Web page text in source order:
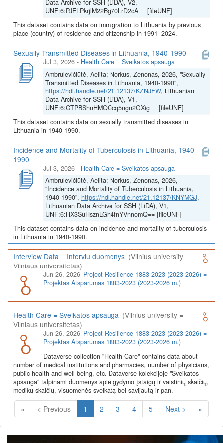
Data Archive for SSH (LiDA), V2,
UNF:6:PJELPkrjlM22Bg70LrD2cA== [fileUNF]
This dataset contains data on immigration to Lithuania by previous
place (country) of residence and citizenship in 1991–2024.
Sexually Transmitted Diseases in Lithuania, 1940-1990
Jul 3, 2026 - Health Care = Sveikatos apsauga
Ambrulevičiūtė, Aelita; Norkus, Zenonas, 2026, "Sexually
Transmitted Diseases in Lithuania, 1940-1990",
https://hdl.handle.net/21.12137/KZNJFW, Lithuanian
Data Archive for SSH (LiDA), V1,
UNF:6:CTPBShnHMQCcq5ngn2GXig== [fileUNF]
This dataset contains data on sexually transmitted diseases in
Lithuania in 1940-1990.
Incidence and Mortality of Tuberculosis in Lithuania, 1940-
1990
Jul 3, 2026 - Health Care = Sveikatos apsauga
Ambrulevičiūtė, Aelita; Norkus, Zenonas, 2026,
"Incidence and Mortality of Tuberculosis in Lithuania,
1940-1990", https://hdl.handle.net/21.12137/KNYMGJ,
Lithuanian Data Archive for SSH (LiDA), V1,
UNF:6:HX3SuHsznLGh4fnYVnnomQ== [fileUNF]
This dataset contains data on incidence and mortality of tuberculosis
in Lithuania in 1940-1990.
Interview Data = Interviu duomenys (Vilnius university =
Vilniaus universitetas)
Jun 26, 2026 Project Resilience 1883-2023 (2023-2026) =
Projektas Atsparumas 1883-2023 (2023-2026 m.)
Health Care = Sveikatos apsauga (Vilnius university =
Vilniaus universitetas)
Jun 26, 2026 Project Resilience 1883-2023 (2023-2026) =
Projektas Atsparumas 1883-2023 (2023-2026 m.)
Dataverse collection "Health Care" contains data about
number of medical institutions and pharmacies, number of physicians,
public health and well-being, etc. Dataverse kolekcijoje "Sveikatos
apsauga" talpinami duomenys apie gydymo įstaigų ir vaistinių skaičių,
medikų skaičių, visuomenės sveikatą bei savijautą ir pan.
« < Previous 1 (Current)
2 3 4 5 Next > »